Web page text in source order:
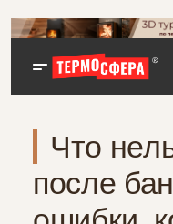
Что
после